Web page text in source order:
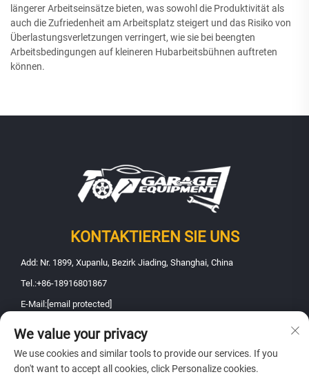
längerer Arbeitseinsätze bieten, was sowohl die Produktivität als
auch die Zufriedenheit am Arbeitsplatz steigert und das Risiko von
Überlastungsverletzungen verringert, wie sie bei beengten
Arbeitsbedingungen auf kleineren Hubarbeitsbühnen auftreten
können.
KONTAKTIEREN SIE UNS
Add: Nr. 1899, Xupanlu, Bezirk Jiading, Shanghai, China
Tel.:+86-18916801867
E-Mail: [email protected]
Urheberrecht © 2025 Shanghai Fanbao Automobile Maintenance
Equipment Co., Ltd.. Alle Rechte vorbehalten -Datenschutzrichtlinie
We value your privacy
We use cookies and similar tools to provide our services. If you
don't want to accept all cookies, click Personalize cookies.